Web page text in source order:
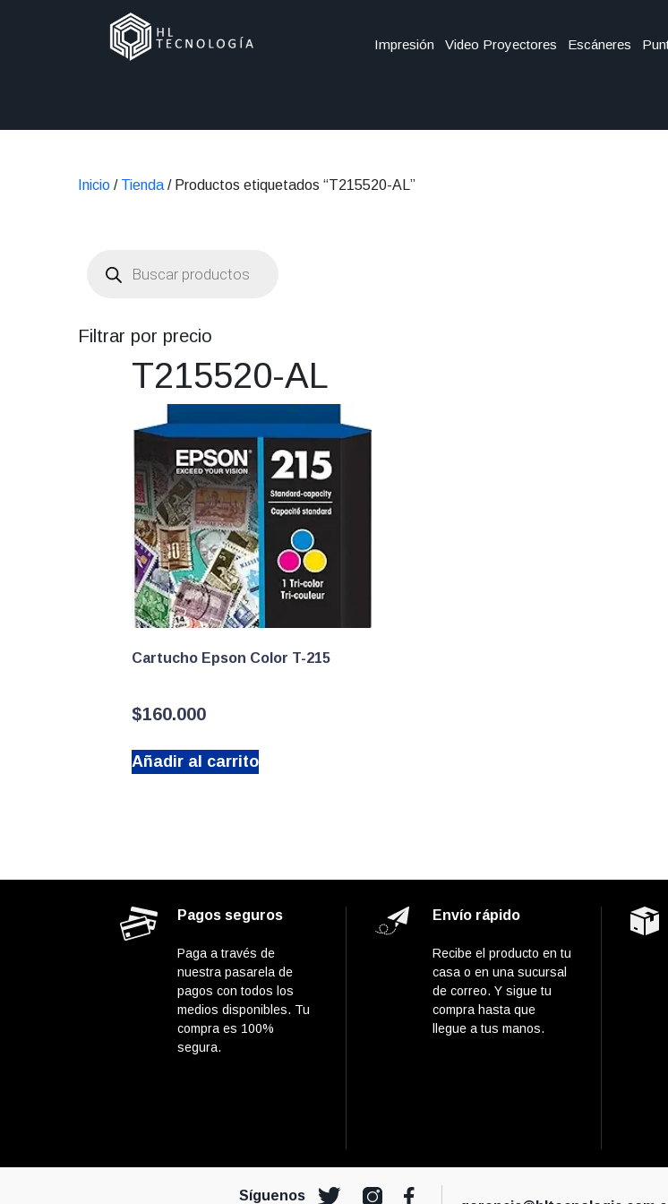
Impresión Video Proyectores Escáneres
Inicio / Tienda / Productos etiquetados “T215520-AL”
productos
Filtrar por precio
T215520-AL
Cartucho Epson Color T-215
$160.000
Añadir al carrito
Pagos seguros
Paga a través de
nuestra pasarela de
pagos con todos los
medios disponibles. Tu
compra es 100%
segura.
Envío rápido
Recibe el producto en tu
casa o en una sucursal
de correo. Y sigue tu
compra hasta que
llegue a tus manos.
Síguenos